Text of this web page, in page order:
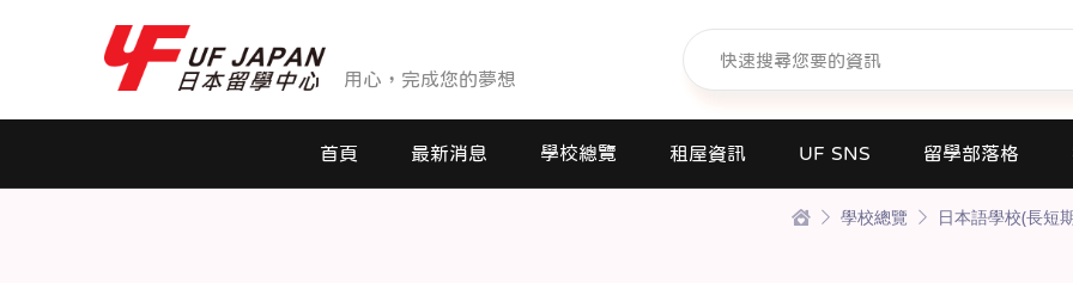
用心，完成您的夢想
首頁 最新消息 學校總覽 租屋資訊 UF SNS 留學部落格
學校總覽 日本語學校(長短